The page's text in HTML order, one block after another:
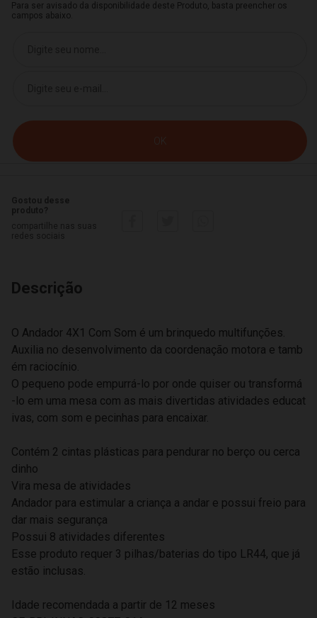
Para ser avisado da disponibilidade deste Produto, basta preencher os
campos abaixo.
Descrição
O Andador 4X1 Com Som é um brinquedo multifunções.
Auxilia no desenvolvimento da coordenação motora e tamb
ém raciocínio.
O pequeno pode empurrá-lo por onde quiser ou transformá
-lo em uma mesa com as mais divertidas atividades educat
ivas, com som e pecinhas para encaixar.
Contém 2 cintas plásticas para pendurar no berço ou cerca
dinho
Vira mesa de atividades
Andador para estimular a criança a andar e possui freio para
dar mais segurança
Possui 8 atividades diferentes
Esse produto requer 3 pilhas/baterias do tipo LR44, que já
estão inclusas.
Idade recomendada a partir de 12 meses